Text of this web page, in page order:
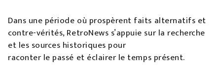
Dans une période où prospèrent faits alternatifs et
contre-vérités, RetroNews s’appuie sur la recherche
et les sources historiques pour
raconter le passé et éclairer le temps présent.